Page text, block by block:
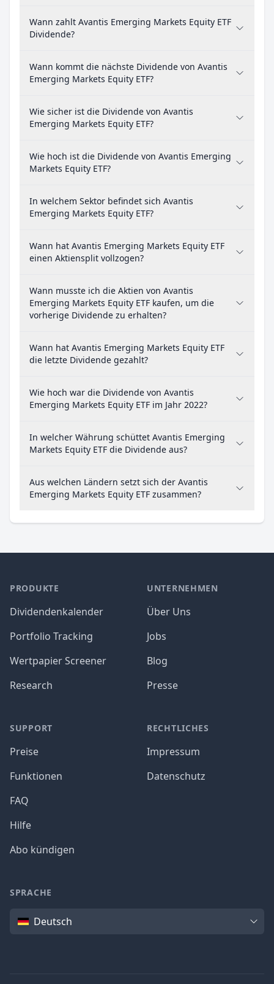
Wann zahlt Avantis Emerging Markets Equity ETF
Dividende?
Wann kommt die nächste Dividende von Avantis
Emerging Markets Equity ETF?
Wie sicher ist die Dividende von Avantis
Emerging Markets Equity ETF?
Wie hoch ist die Dividende von Avantis Emerging
Markets Equity ETF?
In welchem Sektor befindet sich Avantis
Emerging Markets Equity ETF?
Wann hat Avantis Emerging Markets Equity ETF
einen Aktiensplit vollzogen?
Wann musste ich die Aktien von Avantis
Emerging Markets Equity ETF kaufen, um die
vorherige Dividende zu erhalten?
Wann hat Avantis Emerging Markets Equity ETF
die letzte Dividende gezahlt?
Wie hoch war die Dividende von Avantis
Emerging Markets Equity ETF im Jahr 2022?
In welcher Währung schüttet Avantis Emerging
Markets Equity ETF die Dividende aus?
Aus welchen Ländern setzt sich der Avantis
Emerging Markets Equity ETF zusammen?
PRODUKTE
Dividendenkalender
Portfolio Tracking
Wertpapier Screener
Research
SUPPORT
Preise
Funktionen
FAQ
Hilfe
Abo kündigen
UNTERNEHMEN
Über Uns
Jobs
Blog
Presse
RECHTLICHES
Impressum
Datenschutz
SPRACHE
SpracheDeutsch